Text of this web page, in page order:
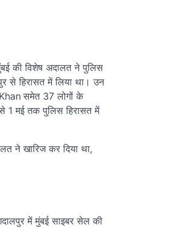
की विशेष अदालत ने पुलिस
से हिरासत में लिया था। उन
समेत 37 लोगों के
1 मई तक पुलिस हिरासत में
ने खारिज कर दिया था,
में मुंबई साइबर सेल की